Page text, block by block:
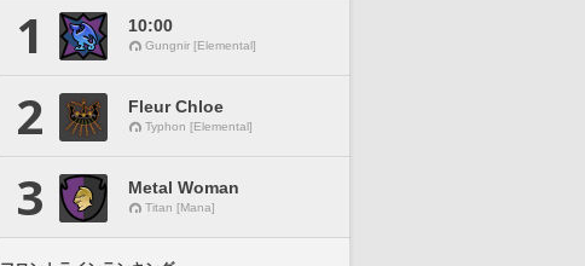
1 10:00
Gungnir [Elemental]
2 Fleur Chloe
Typhon [Elemental]
3 Metal Woman
Titan [Mana]